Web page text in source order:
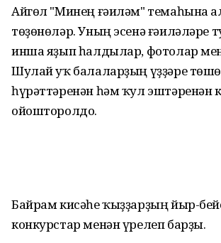
Айгөл "Минең ғәиләм" темаһына
төҙөнөләр. Уның эсенә ғәиләләре
инша яҙып һалдылар, фотолар
Шулай уҡ балаларҙың үҙҙәре
һүрәттәренән һәм ҡул эштәренән
ойошторолдо.
Байрам кисәһе ҡыҙҙарҙың йыр-
конкурстар менән үрелеп барҙы.